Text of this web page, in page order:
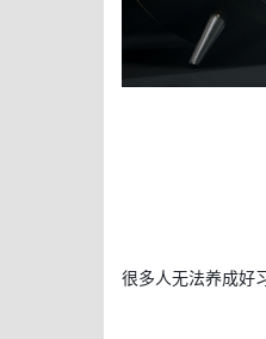
很多人无法养成好